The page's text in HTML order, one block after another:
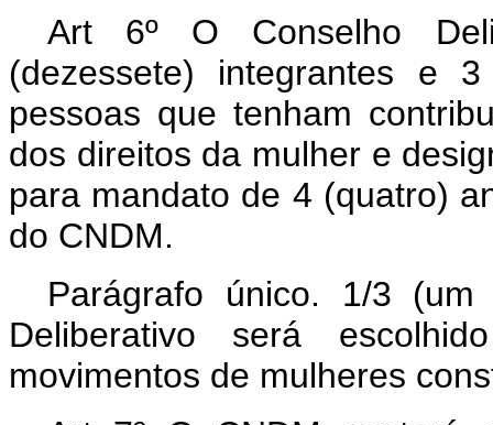
Art 6º O Conselho
(dezessete) integrantes e
pessoas que tenham
dos direitos da mulher e
para mandato de 4 (quatro)
do CNDM.
Parágrafo único. 1/3
Deliberativo será
movimentos de mulheres